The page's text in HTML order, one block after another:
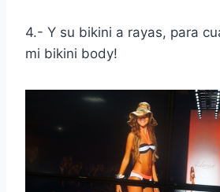
4.- Y su bikini a rayas, para
mi bikini body!